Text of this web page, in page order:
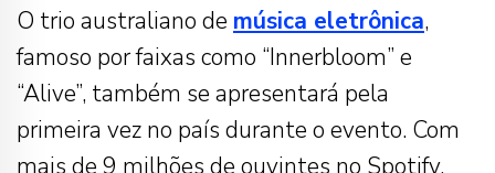
O trio australiano de música eletrônica,
famoso por faixas como “Innerbloom” e
“Alive”, também se apresentará pela
primeira vez no país durante o evento. Com
mais de 9 milhões de ouvintes no Spotify,